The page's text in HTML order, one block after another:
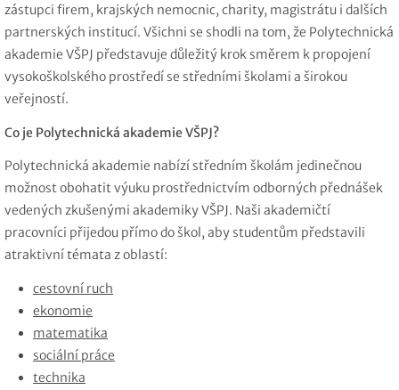
zástupci firem, krajských nemocnic, charity, magistrátu i dalších
partnerských institucí. Všichni se shodli na tom, že Polytechnická
akademie VŠPJ představuje důležitý krok směrem k propojení
vysokoškolského prostředí se středními školami a širokou
veřejností.
Co je Polytechnická akademie VŠPJ?
Polytechnická akademie nabízí středním školám jedinečnou
možnost obohatit výuku prostřednictvím odborných přednášek
vedených zkušenými akademiky VŠPJ. Naši akademičtí
pracovníci přijedou přímo do škol, aby studentům představili
atraktivní témata z oblastí:
cestovní ruch
ekonomie
matematika
sociální práce
technika